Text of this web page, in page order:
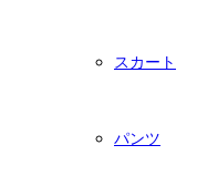
スカート
パンツ